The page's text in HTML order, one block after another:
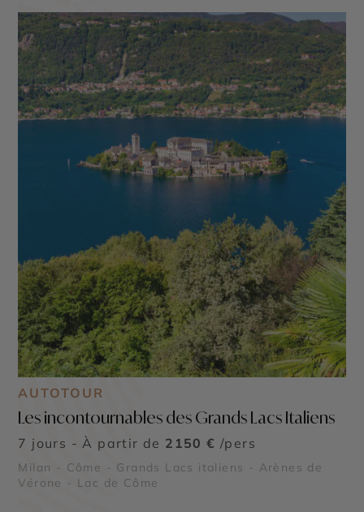
AUTOTOUR
Les incontournables des Grands Lacs Italiens
7 jours - À partir de 2150 € /pers
Milan - Côme - Grands Lacs italiens - Arènes de
Vérone - Lac de Côme